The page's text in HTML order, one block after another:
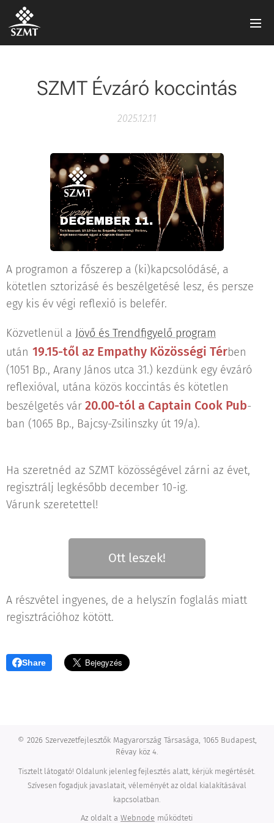
SZMT Évzáró koccintás
2025.12.11
A programon a főszerep a (ki)kapcsolódásé, a
kötetlen sztorizásé és beszélgetésé lesz, és persze
egy kis év végi reflexió is belefér.
Közvetlenül a Jövő és Trendfigyelő program
után 19.15-től az Empathy Közösségi Térben
(1051 Bp., Arany János utca 31.) kezdünk egy évzáró
reflexióval, utána közös koccintás és kötetlen
beszélgetés vár 20.00-tól a Captain Cook Pub-
ban (1065 Bp., Bajcsy-Zsilinszky út 19/a).
Ha szeretnéd az SZMT közösségével zárni az évet,
regisztrálj legkésőbb december 10-ig.
Várunk szeretettel!
Ott leszek!
A részvétel ingyenes, de a helyszín foglalás miatt
regisztrációhoz kötött.
Share
© 2026 Szervezetfejlesztők Magyarország Társasága, 1065 Budapest,
Révay köz 4.
Tisztelt látogató! Oldalunk jelenleg fejlesztés alatt, kérjük megértését.
Szívesen fogadjuk javaslatait, véleményét az oldal kialakításával
kapcsolatban.
Az oldalt a Webnode működteti